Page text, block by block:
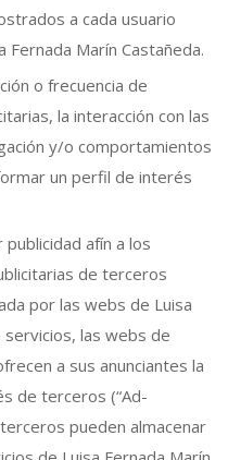
a cada usuario
Fernada Marín Castañeda.
o frecuencia de
la interacción con las
y/o comportamientos
un perfil de interés
afín a los
de terceros
por las webs de Luisa
servicios, las webs de
a sus anunciantes la
de terceros (“Ad-
pueden almacenar